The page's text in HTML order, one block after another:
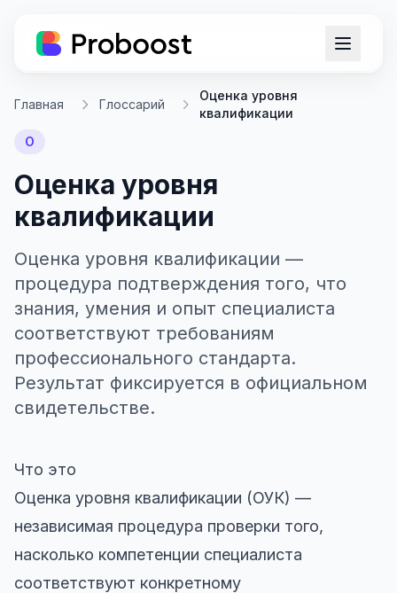
Главная Глоссарий
Оценка уровня
квалификации
О
Оценка уровня
квалификации
Оценка уровня квалификации —
процедура подтверждения того, что
знания, умения и опыт специалиста
соответствуют требованиям
профессионального стандарта.
Результат фиксируется в официальном
свидетельстве.
Что это
Оценка уровня квалификации (ОУК) —
независимая процедура проверки того,
насколько компетенции специалиста
соответствуют конкретному